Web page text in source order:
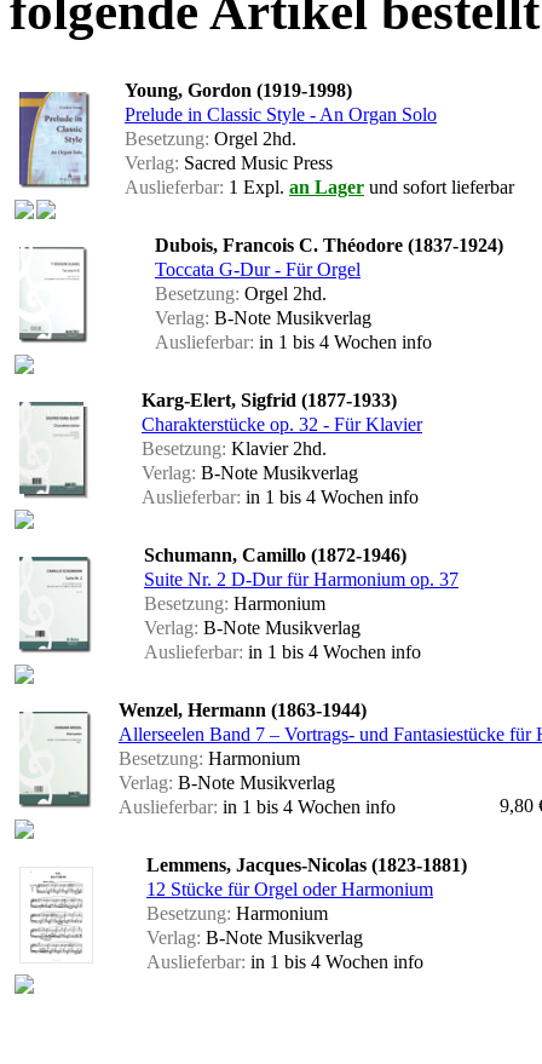
Young, Gordon (1919-1998)
Prelude in Classic Style - An Organ Solo
Besetzung: Orgel 2hd.
Verlag: Sacred Music Press
Auslieferbar: 1 Expl. an Lager und sofort lieferbar
Dubois, Francois C. Théodore (1837-1924)
Toccata G-Dur - Für Orgel
Besetzung: Orgel 2hd.
Verlag: B-Note Musikverlag
Auslieferbar: in 1 bis 4 Wochen info
Karg-Elert, Sigfrid (1877-1933)
Charakterstücke op. 32 - Für Klavier
Besetzung: Klavier 2hd.
Verlag: B-Note Musikverlag
Auslieferbar: in 1 bis 4 Wochen info
Schumann, Camillo (1872-1946)
Suite Nr. 2 D-Dur für Harmonium op. 37
Besetzung: Harmonium
Verlag: B-Note Musikverlag
Auslieferbar: in 1 bis 4 Wochen info
Wenzel, Hermann (1863-1944)
Allerseelen Band 7 – Vortrags- und Fantasiestücke für
Besetzung: Harmonium
Verlag: B-Note Musikverlag
Auslieferbar: in 1 bis 4 Wochen info 9,80
Lemmens, Jacques-Nicolas (1823-1881)
12 Stücke für Orgel oder Harmonium
Besetzung: Harmonium
Verlag: B-Note Musikverlag
Auslieferbar: in 1 bis 4 Wochen info